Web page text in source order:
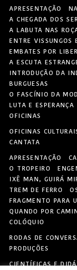
APRESENTAÇÃO
A CHEGADA DOS
A LABUTA NAS
ENTRE VISSUNGOS
EMBATES POR
A ESCUTA
INTRODUÇÃO DA
BURGUESAS
O FASCÍNIO DA
LUTA E ESPERANÇA
OFICINAS
OFICINAS
CANTATA
APRESENTAÇÃO
O TROPEIRO
IXÊ MAN, GUIRÁ
TREM DE FERRO
FRAGMENTO PARA
QUANDO POR
COLÓQUIO
RODAS DE
PRODUÇÕES
CIENTÍFICAS E